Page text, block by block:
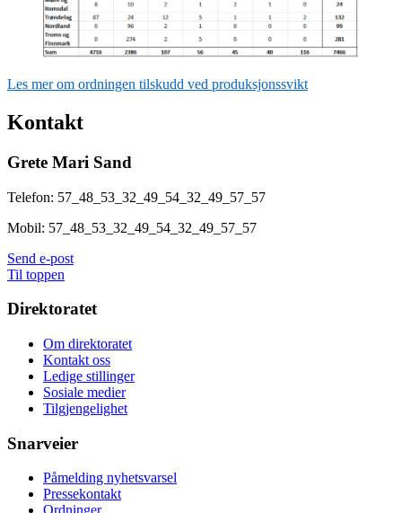
Les mer om ordningen tilskudd ved produksjonssvikt
Kontakt
Grete Mari Sand
Telefon: 57_48_53_32_49_54_32_49_57_57
Mobil: 57_48_53_32_49_54_32_49_57_57
Send e-post
Til toppen
Direktoratet
Om direktoratet
Kontakt oss
Ledige stillinger
Sosiale medier
Tilgjengelighet
Snarveier
Påmelding nyhetsvarsel
Pressekontakt